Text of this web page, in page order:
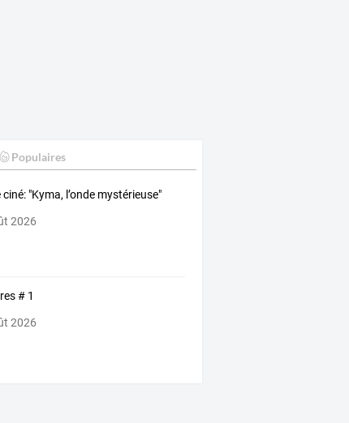
Populaires
"Kyma, l’onde mystérieuse"
2026
# 1
2026